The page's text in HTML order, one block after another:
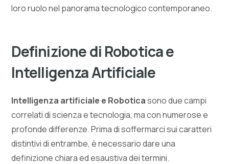
loro ruolo nel panorama tecnologico contemporaneo.
Definizione di Robotica e
Intelligenza Artificiale
Intelligenza artificiale e Roboticasono due campi
correlati di scienza e tecnologia, ma con numerose e
profonde differenze. Prima di soffermarci sui caratteri
distintivi di entrambe, è necessario dare una
definizione chiara ed esaustiva dei termini.